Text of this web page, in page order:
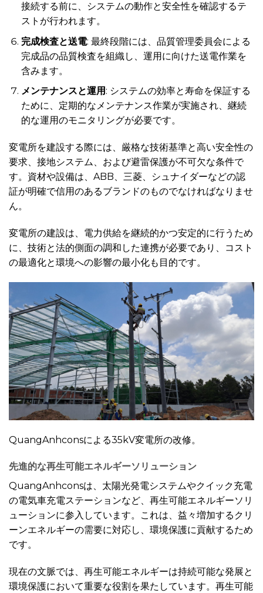
接続する前に、システムの動作と安全性を確認するテ
ストが行われます。
完成検査と送電: 最終段階には、品質管理委員会による
完成品の品質検査を組織し、運用に向けた送電作業を
含みます。
メンテナンスと運用 : システムの効率と寿命を保証する
ために、定期的なメンテナンス作業が実施され、継続
的な運用のモニタリングが必要です。
変電所を建設する際には、厳格な技術基準と高い安全性の
要求、接地システム、および避雷保護が不可欠な条件で
す。資材や設備は、ABB、三菱、シュナイダーなどの認
証が明確で信用のあるブランドのものでなければなりませ
ん。
変電所の建設は、電力供給を継続的かつ安定的に行うため
に、技術と法的側面の調和した連携が必要であり、コスト
の最適化と環境への影響の最小化も目的です。
QuangAnhconsによる35kV変電所の改修。
先進的な再生可能エネルギーソリューション
QuangAnhconsは、太陽光発電システムやクイック充電
の電気車充電ステーションなど、再生可能エネルギーソリ
ューションに参入しています。これは、益々増加するクリ
ーンエネルギーの需要に対応し、環境保護に貢献するため
です。
現在の文脈では、再生可能エネルギーは持続可能な発展と
環境保護において重要な役割を果たしています。再生可能